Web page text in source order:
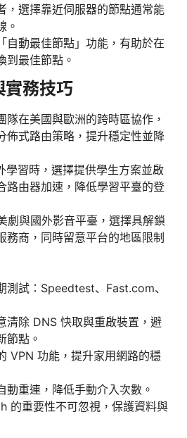
，選擇靠近伺服器的節點通常能
。
自動最佳節點」功能，有助於在
到最佳節點。
實務技巧
隊在美國與歐洲的跨時區協作，
佈式路由策略，提升穩定性並降
學習時，選擇提供學生方案並啟
路由器加速，降低學習平臺的登
劇與國外影音平臺，選擇具解鎖
務商，同時留意平台的地區限制
測試：Speedtest、Fast.com、
清除 DNS 快取與重啟裝置，避
節點。
VPN 功能，提升家用網路的穩
動重連，降低手動介入次數。
的重要性不可忽視，保護資料與